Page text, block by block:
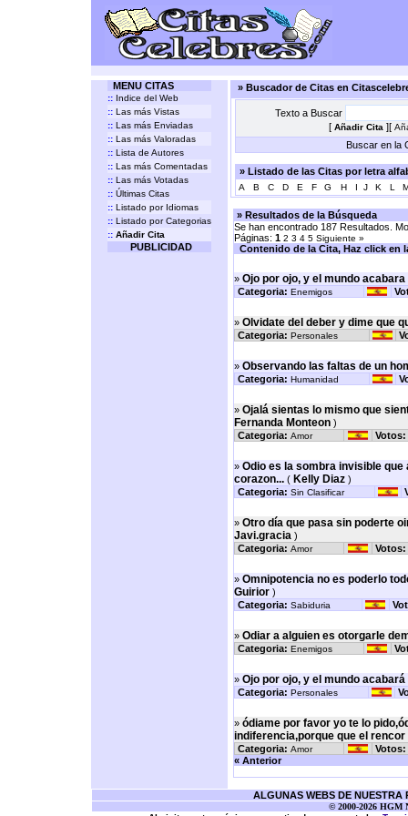
MENU CITAS
:: Indice del Web
:: Las más Vistas
:: Las más Enviadas
:: Las más Valoradas
:: Lista de Autores
:: Las más Comentadas
:: Las más Votadas
:: Últimas Citas
:: Listado por Idiomas
:: Listado por Categorias
:: Añadir Cita
PUBLICIDAD
» Buscador de Citas en
Texto a Buscar
[ Añadir Cita ][
Buscar en la
» Listado de las Citas por letra
A B C D E F G H I J K L
» Resultados de la Búsqueda
Se han encontrado 187 Resultados.
Páginas: 1 2 3 4 5 Siguiente »
Contenido de la Cita, Haz click en
» Ojo por ojo, y el mundo acabara
Categoria: Enemigos
» Olvidate del deber y dime que
Categoria: Personales
» Observando las faltas de un
Categoria: Humanidad
» Ojalá sientas lo mismo que
Fernanda Monteon)
Categoria: Amor Votos:
» Odio es la sombra invisible
corazon...( Kelly Diaz)
Categoria: Sin Clasificar
» Otro día que pasa sin poderte
Javi.gracia )
Categoria: Amor Votos:
» Omnipotencia no es poderlo
Guirior)
Categoria: Sabiduria
» Odiar a alguien es otorgarle
Categoria: Enemigos
» Ojo por ojo, y el mundo acabará
Categoria: Personales
» ódiame por favor yo te lo
indiferencia,porque que el
Categoria: Amor Votos:
« Anterior
ALGUNAS WEBS DE NUESTRA
© 2000-2026 HGM